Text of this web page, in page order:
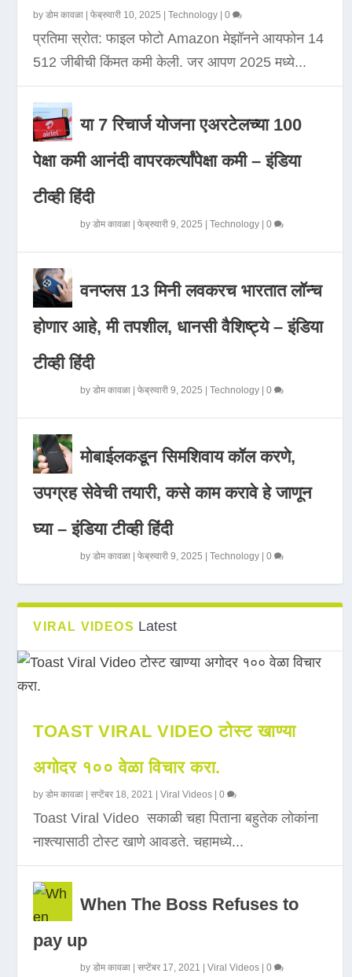
byडोम कावळा |फेब्रुवारी 10, 2025 |Technology |0
प्रतिमा स्रोत: फाइल फोटो Amazon मेझॉनने आयफोन 14
512 जीबीची किंमत कमी केली. जर आपण 2025 मध्ये...
या 7 रिचार्ज योजना एअरटेलच्या 100
पेक्षा कमी आनंदी वापरकर्त्यांपेक्षा कमी – इंडिया
टीव्ही हिंदी
byडोम कावळा |फेब्रुवारी 9, 2025 |Technology |0
वनप्लस 13 मिनी लवकरच भारतात लॉन्च
होणार आहे, मी तपशील, धानसी वैशिष्ट्ये – इंडिया
टीव्ही हिंदी
byडोम कावळा |फेब्रुवारी 9, 2025 |Technology |0
मोबाईलकडून सिमशिवाय कॉल करणे,
उपग्रह सेवेची तयारी, कसे काम करावे हे जाणून
घ्या – इंडिया टीव्ही हिंदी
byडोम कावळा |फेब्रुवारी 9, 2025 |Technology |0
VIRAL VIDEOS Latest
TOAST VIRAL VIDEO टोस्ट खाण्या
अगोदर १०० वेळा विचार करा.
byडोम कावळा |सप्टेंबर 18, 2021 |Viral Videos |0
Toast Viral Video सकाळी चहा पिताना बहुतेक लोकांना
नाश्त्यासाठी टोस्ट खाणे आवडते. चहामध्ये...
When The Boss Refuses to
pay up
byडोम कावळा |सप्टेंबर 17, 2021 |Viral Videos |0